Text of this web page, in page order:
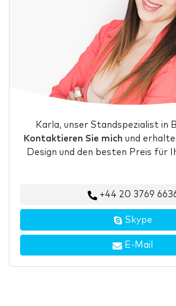
Karla, unser Standspezialist in
Kontaktieren Sie mich und
Design und den besten Preis für
+44 20 3769
Skype
E-Mail